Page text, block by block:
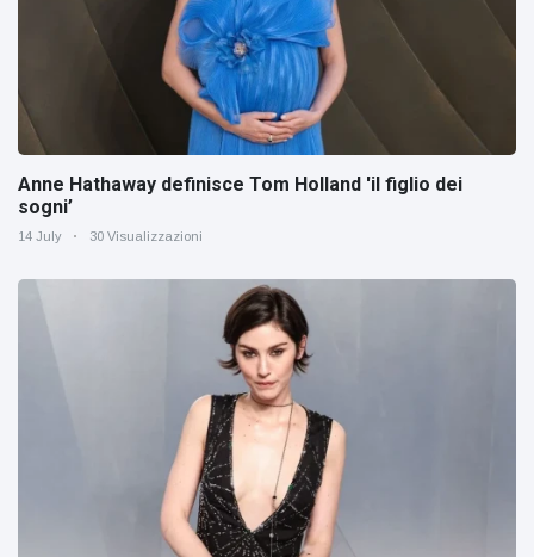
Anne Hathaway definisce Tom Holland 'il figlio dei
sogni’
14 July 30 Visualizzazioni